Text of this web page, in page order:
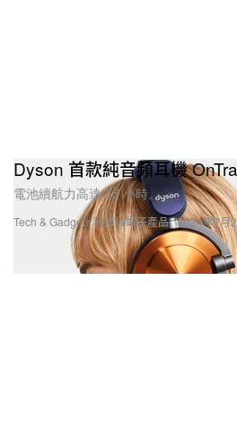
Tech & Gadgets 科技與電子產品
Dyson 首款純音頻耳機
電池續航力高達 55 小時。
2024年7月